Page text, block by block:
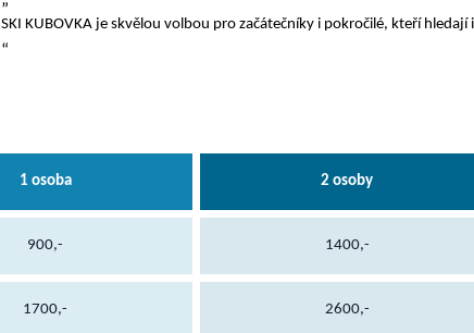
SKI KUBOVKA je skvělou volbou pro začátečníky i pokročilé, kteří
“
1 osoba 2 osoby
900,- 1400,-
1700,- 2600,-